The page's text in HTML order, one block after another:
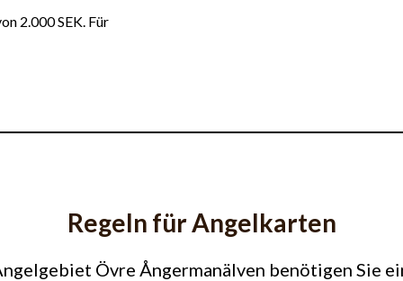
2.000 SEK. Für
Regeln für Angelkarten
Övre Ångermanälven benötigen Sie